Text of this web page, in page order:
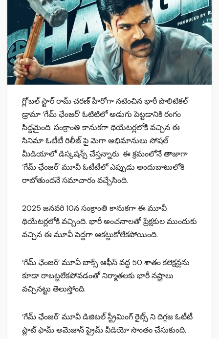
గ్లోబల్ స్టార్ రామ్ చరణ్ హీరోగా నటించిన భారీ పొలిటికల్
డ్రామా ‘గేమ్ ఛేంజర్’ ఓటిటిలో అడుగు పెట్టడానికి రంగం
సిద్దమైంది. సంక్రాంతి కానుకగా థియేటర్లలోకి వచ్చిన ఈ
సినిమా ఓటీటీ రిలీజ్ పై మెగా అభిమానులు సోషల్
మీడియాలో డిస్కషన్స్ చేస్తన్నారు. ఈ క్రమంలోనే తాజాగా
‘గేమ్ ఛేంజర్’ మూవీ ఓటీటీలో ఎప్పుడు అందుబాటులోకి
రాబోతుందనే సమాచారం వచ్చేసింది.
2025 జనవరి 10న సంక్రాంతి కానుకగా ఈ మూవీ
థియేటర్లలోకి వచ్చింది. భారీ అంచనాలతో ప్రేక్షకుల ముందుకు
వచ్చిన ఈ మూవీ పెద్దగా ఆకట్టుకోలేకపోయింది.
‘గేమ్ ఛేంజర్’ మూవీ బాక్స్ ఆఫీస్ వద్ద 50 శాతం కలెక్షన్లను
కూడా రాబట్టలేకపోవడంతో నిర్మాతలకు భారీ నష్టాలు
వచ్చినట్టు తెలుస్తోంది.
‘గేమ్ ఛేంజర్’ మూవీ డిజిటల్ స్ట్రీమింగ్ రైట్స్ ని దిగ్గజ ఓటీటీ
ప్లాట్ ఫామ్ అమెజాన్ ప్రైమ్ వీడియో సొంతం చేసుకుంది.